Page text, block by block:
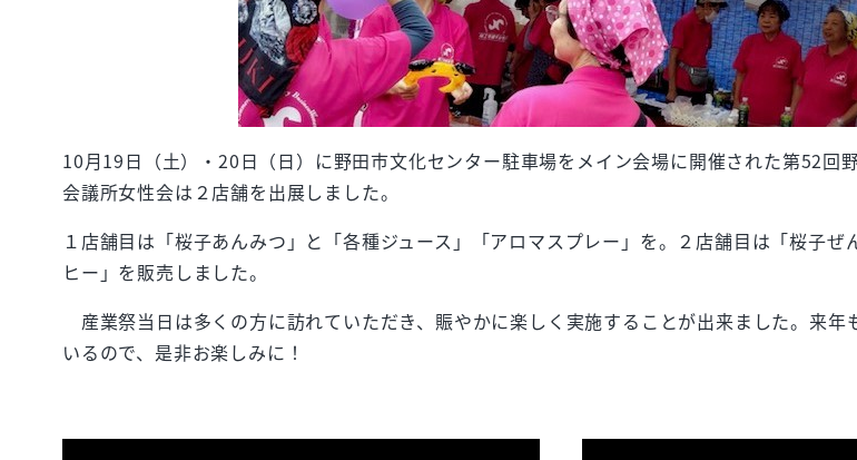
10月19日（土）・20日（日）に野田市文化センター駐車場をメイン会場に開催された第52回
会議所女性会は２店舗を出展しました。
１店舗目は「桜子あんみつ」と「各種ジュース」「アロマスプレー」を。２店舗目は「桜子ぜ
ヒー」を販売しました。
産業祭当日は多くの方に訪れていただき、賑やかに楽しく実施することが出来ました。来年
いるので、是非お楽しみに！